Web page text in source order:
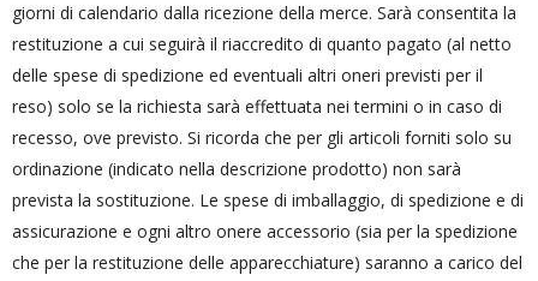
giorni di calendario dalla ricezione della merce. Sarà consentita la
restituzione a cui seguirà il riaccredito di quanto pagato (al netto
delle spese di spedizione ed eventuali altri oneri previsti per il
reso) solo se la richiesta sarà effettuata nei termini o in caso di
recesso, ove previsto. Si ricorda che per gli articoli forniti solo su
ordinazione (indicato nella descrizione prodotto) non sarà
prevista la sostituzione. Le spese di imballaggio, di spedizione e di
assicurazione e ogni altro onere accessorio (sia per la spedizione
che per la restituzione delle apparecchiature) saranno a carico del